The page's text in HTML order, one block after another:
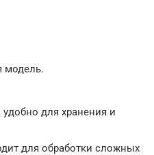
модель.
для хранения и
для обработки сложных